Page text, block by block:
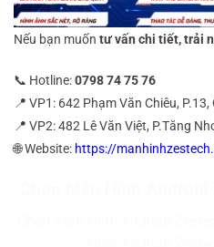
Nếu bạn muốn tư vấn chi tiết, trải
📞 Hotline:0798 74 75 76
📍 VP1: 642 Phạm Văn Chiêu, P.13,
📍 VP2: 482 Lê Văn Việt, P.Tăng
🌐 Website: https://